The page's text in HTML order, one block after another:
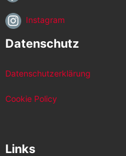
Instagram
Datenschutz
Datenschutzerklärung
Cookie Policy
Links